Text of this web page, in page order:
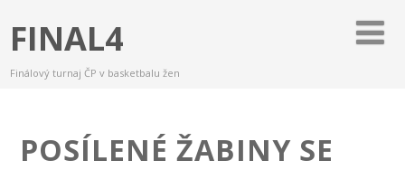
FINAL4
Finálový turnaj ČP v basketbalu žen
POSÍLENÉ ŽABINY SE